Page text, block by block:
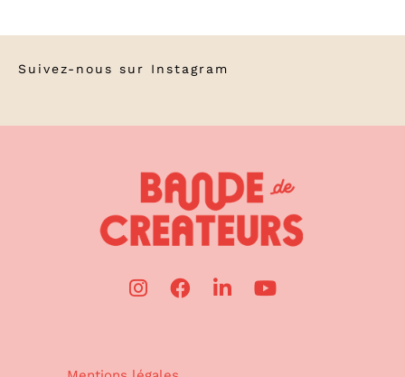
Suivez-nous sur Instagram